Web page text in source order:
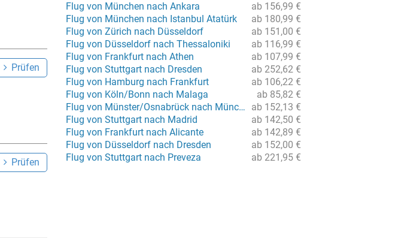
Prüfen
Prüfen
ab 156,99 €
Flug von München nach Ankara
ab 180,99 €
Flug von München nach Istanbul Atatürk
ab 151,00 €
Flug von Zürich nach Düsseldorf
ab 116,99 €
Flug von Düsseldorf nach Thessaloniki
ab 107,99 €
Flug von Frankfurt nach Athen
ab 252,62 €
Flug von Stuttgart nach Dresden
ab 106,22 €
Flug von Hamburg nach Frankfurt
ab 85,82 €
Flug von Köln/Bonn nach Malaga
ab 152,13 €
Flug von Münster/Osnabrück nach München
ab 142,50 €
Flug von Stuttgart nach Madrid
ab 142,89 €
Flug von Frankfurt nach Alicante
ab 152,00 €
Flug von Düsseldorf nach Dresden
ab 221,95 €
Flug von Stuttgart nach Preveza